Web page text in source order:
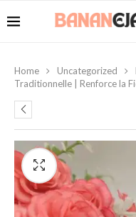
Home Uncategorized
Traditionnelle | Renforce la